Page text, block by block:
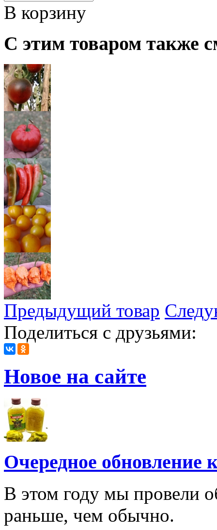
В корзину
С этим товаром также
Предыдущий товар
Поделиться с друзьями:
Новое на сайте
Очередное обновление
В этом году мы провели
раньше, чем обычно.